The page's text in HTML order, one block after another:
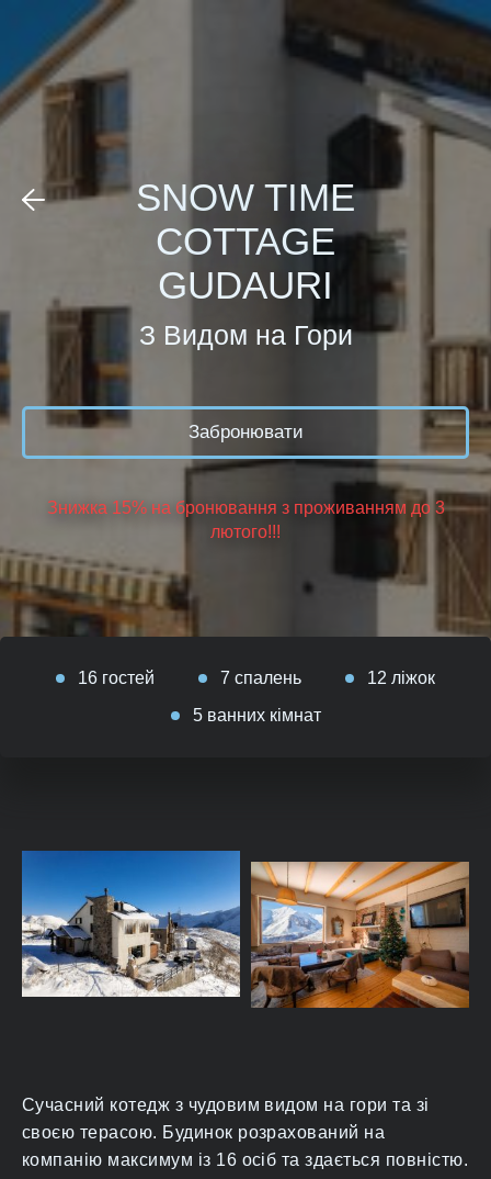
SNOW TIME
COTTAGE
GUDAURI
З Видом на Гори
Забронювати
Знижка 15% на бронювання з проживанням до 3
лютого!!!
16 гостей 7 спалень
12 ліжок
5 ванних кімнат
Сучасний котедж з чудовим видом на гори та зі
своєю терасою. Будинок розрахований на
компанію максимум із 16 осіб та здається повністю.